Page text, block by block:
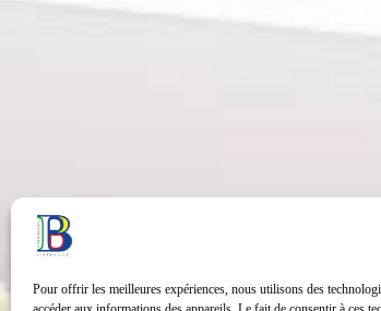
Pour offrir les meilleures expériences, nous utilisons des